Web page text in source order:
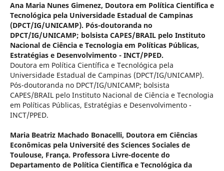
Ana Maria Nunes Gimenez, Doutora em Política Científica e
Tecnológica pela Universidade Estadual de Campinas
(DPCT/IG/UNICAMP). Pós-doutoranda no
DPCT/IG/UNICAMP; bolsista CAPES/BRAIL pelo Instituto
Nacional de Ciência e Tecnologia em Políticas Públicas,
Estratégias e Desenvolvimento - INCT/PPED.
Doutora em Política Científica e Tecnológica pela
Universidade Estadual de Campinas (DPCT/IG/UNICAMP).
Pós-doutoranda no DPCT/IG/UNICAMP; bolsista
CAPES/BRAIL pelo Instituto Nacional de Ciência e Tecnologia
em Políticas Públicas, Estratégias e Desenvolvimento -
INCT/PPED.
Maria Beatriz Machado Bonacelli, Doutora em Ciências
Econômicas pela Université des Sciences Sociales de
Toulouse, França. Professora Livre-docente do
Departamento de Política Científica e Tecnológica da